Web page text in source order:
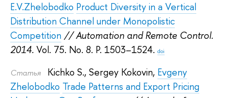
E.V.Zhelobodko Product Diversity in a Vertical
Distribution Channel under Monopolistic
Competition // Automation and Remote Control.
2014. Vol. 75. No. 8. P. 1503–1524. doi
Статья Kichko S., Sergey Kokovin, Evgeny
Zhelobodko Trade Patterns and Export Pricing